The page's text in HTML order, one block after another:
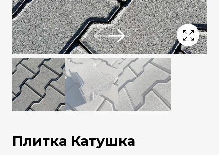
Плитка Катушка